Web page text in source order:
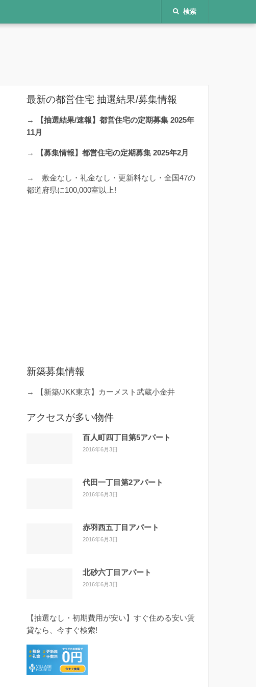
検索
最新の都営住宅 抽選結果/募集情報
→
【抽選結果/速報】都営住宅の定期募集 2025年
11月
→ 【募集情報】都営住宅の定期募集 2025年2月
→ 敷金なし・礼金なし・更新料なし・全国47の
都道府県に100,000室以上!
新築募集情報
→ 【新築/JKK東京】カーメスト武蔵小金井
アクセスが多い物件
百人町四丁目第5アパート
2016年6月3日
代田一丁目第2アパート
2016年6月3日
赤羽西五丁目アパート
2016年6月3日
北砂六丁目アパート
2016年6月3日
【抽選なし・初期費用が安い】すぐ住める安い賃
貸なら、今すぐ検索!